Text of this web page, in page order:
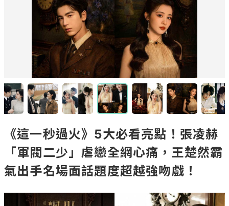
《這一秒過火》5大必看亮點！張凌赫
「軍閥二少」虐戀全網心痛，王楚然霸
氣出手名場面話題度超越強吻戲！